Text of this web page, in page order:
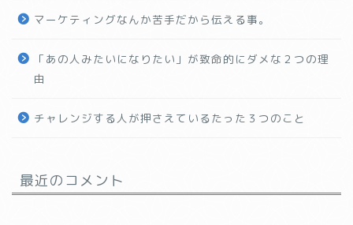
マーケティングなんか苦手だから伝える事。
「あの人みたいになりたい」が致命的にダメな２つの理
由
チャレンジする人が押さえているたった３つのこと
最近のコメント